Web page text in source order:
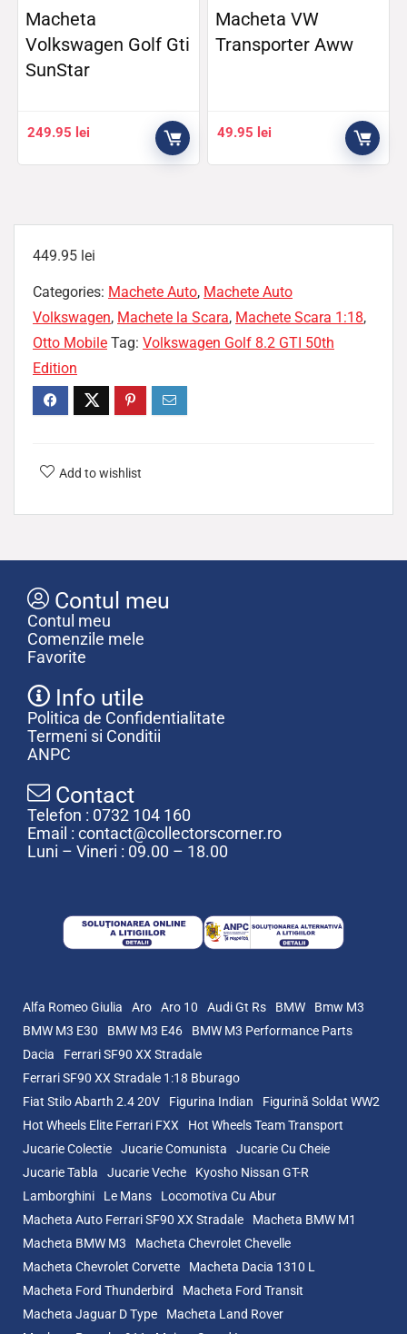
Macheta
Volkswagen Golf Gti
SunStar
249.95 lei
Macheta VW
Transporter Aww
49.95 lei
449.95 lei
Categories: Machete Auto, Machete Auto
Volkswagen, Machete la Scara, Machete Scara 1:18,
Otto Mobile Tag: Volkswagen Golf 8.2 GTI 50th
Edition
Add to wishlist
Contul meu
Contul meu
Comenzile mele
Favorite
Info utile
Politica de Confidentialitate
Termeni si Conditii
ANPC
Contact
Telefon : 0732 104 160
Email : contact@collectorscorner.ro
Luni – Vineri : 09.00 – 18.00
Alfa Romeo Giulia Aro Aro 10 Audi Gt Rs BMW
Bmw M3
BMW M3 E30
BMW M3 E46
BMW M3 Performance Parts
Dacia
Ferrari SF90 XX Stradale
Ferrari SF90 XX Stradale 1:18 Bburago
Fiat Stilo Abarth 2.4 20V
Figurina Indian
Figurină Soldat WW2
Hot Wheels Elite Ferrari FXX
Hot Wheels Team Transport
Jucarie Colectie
Jucarie Comunista
Jucarie Cu Cheie
Jucarie Tabla
Jucarie Veche
Kyosho Nissan GT-R
Lamborghini
Le Mans
Locomotiva Cu Abur
Macheta Auto Ferrari SF90 XX Stradale
Macheta BMW M1
Macheta BMW M3
Macheta Chevrolet Chevelle
Macheta Chevrolet Corvette
Macheta Dacia 1310 L
Macheta Ford Thunderbird
Macheta Ford Transit
Macheta Jaguar D Type
Macheta Land Rover